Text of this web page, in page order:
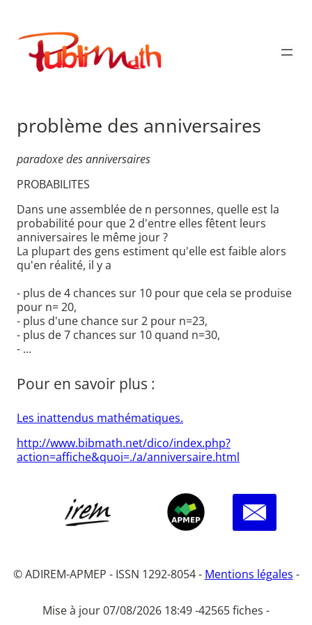
contenu
Publimath
problème des anniversaires
paradoxe des anniversaires
PROBABILITES
Dans une assemblée de n personnes, quelle est la
probabilité pour que 2 d'entre elles fêtent leurs
anniversaires le même jour ?
La plupart des gens estiment qu'elle est faible alors
qu'en réalité, il y a
- plus de 4 chances sur 10 pour que cela se produise
pour n= 20,
- plus d'une chance sur 2 pour n=23,
- plus de 7 chances sur 10 quand n=30,
- ...
Pour en savoir plus :
Les inattendus mathématiques.
http://www.bibmath.net/dico/index.php?
action=affiche&quoi=./a/anniversaire.html
© ADIREM-APMEP - ISSN 1292-8054 - Mentions légales -
Mise à jour 07/08/2026 18:49 -42565 fiches -